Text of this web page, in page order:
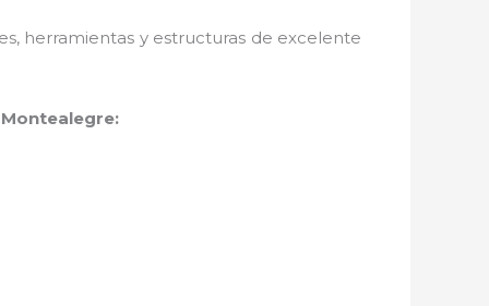
herramientas y estructuras de excelente